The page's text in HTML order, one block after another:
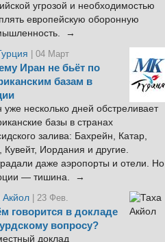
угрозой и необходимостью
европейскую оборонную
→
| 04 Март
Иран не бьёт по
базам в
уже несколько дней обстреливает
базы в странах
залива: Бахрейн, Катар,
Иордания и другие.
даже аэропорты и отели. Но
— тишина. →
Акйол | 23 Фев.
говорится в докладе
вопросу?
доклад